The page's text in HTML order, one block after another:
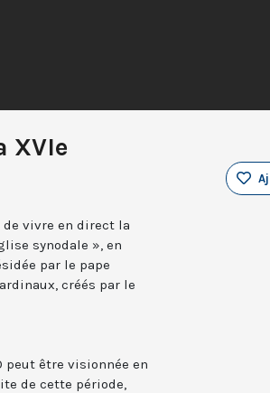
XVIe
de vivre en direct la
synodale », en
par le pape
créés par le
peut être visionnée en
de cette période,